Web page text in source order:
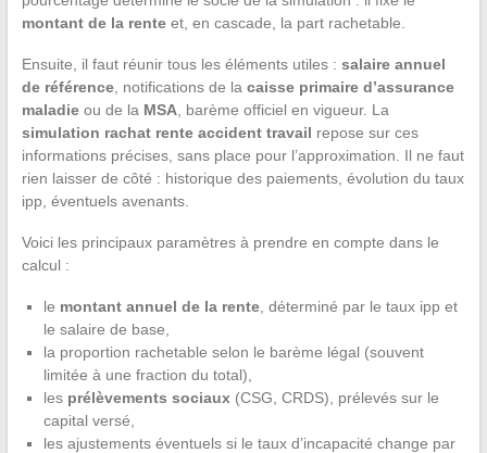
montant de la renteet, en cascade, la part rachetable.
Ensuite, il faut réunir tous les éléments utiles : salaire annuel
de référence, notifications de la caisse primaire d’assurance
maladieou de la MSA, barème officiel en vigueur. La
simulation rachat rente accident travail repose sur ces
informations précises, sans place pour l’approximation. Il ne faut
rien laisser de côté : historique des paiements, évolution du taux
ipp, éventuels avenants.
Voici les principaux paramètres à prendre en compte dans le
calcul :
le montant annuel de la rente, déterminé par le taux ipp et
le salaire de base,
la proportion rachetable selon le barème légal (souvent
limitée à une fraction du total),
les prélèvements sociaux(CSG, CRDS), prélevés sur le
capital versé,
les ajustements éventuels si le taux d’incapacité change par